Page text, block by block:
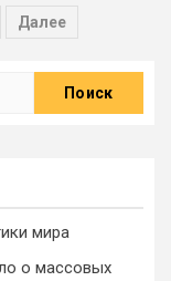
Далее
мира
о массовых